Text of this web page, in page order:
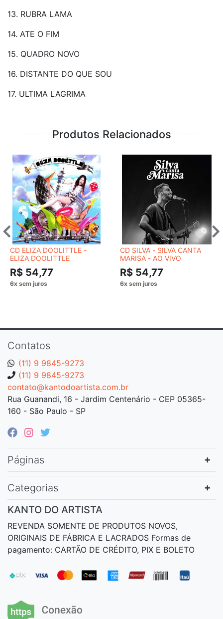
13. RUBRA LAMA
14. ATE O FIM
15. QUADRO NOVO
16. DISTANTE DO QUE SOU
17. ULTIMA LAGRIMA
Produtos Relacionados
CD ELIZA DOOLITTLE -
ELIZA DOOLITTLE
R$ 54,77
CD SILVA - SILVA CANTA
MARISA - AO VIVO
R$ 54,77
Contatos
(11) 9 9845-9273
(11) 9 9845-9273
contato@kantodoartista.com.br
Rua Guanandi, 16 - Jardim Centenário - CEP 05365-
160 - São Paulo - SP
Páginas
Categorias
KANTO DO ARTISTA
REVENDA SOMENTE DE PRODUTOS NOVOS,
ORIGINAIS DE FÁBRICA E LACRADOS Formas de
pagamento: CARTÃO DE CRÉDITO, PIX E BOLETO